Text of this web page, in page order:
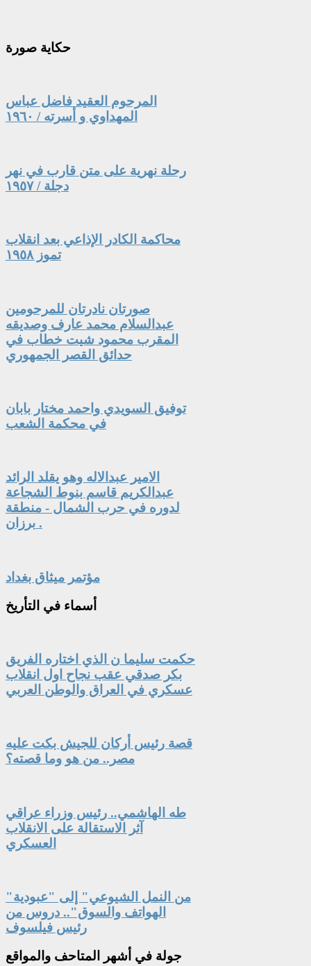
حكاية صورة
المرحوم العقيد فاضل عباس
المهداوي و أسرته / ١٩٦٠
رحلة نهرية على متن قارب في نهر
دجلة / ١٩٥٧
محاكمة الكادر الإذاعي بعد انقلاب
تموز ١٩٥٨
صورتان نادرتان للمرحومين
عبدالسلام محمد عارف وصديقه
المقرب محمود شيت خطاب في
حدائق القصر الجمهوري
توفيق السويدي واحمد مختار بابان
في محكمة الشعب
الامير عبدالاله وهو يقلد الرائد
عبدالكريم قاسم بنوط الشجاعة
لدوره في حرب الشمال - منطقة
برزان .
مؤتمر ميثاق بغداد
أسماء في التأريخ
حكمت سليما ن الذي اختاره الفريق
بكر صدقي عقب نجاح اول انقلاب
عسكري في العراق والوطن العربي
قصة رئيس أركان للجيش بكت عليه
مصر.. من هو وما قصته؟
طه الهاشمي.. رئيس وزراء عراقي
آثر الاستقالة على الانقلاب
العسكري
"من النمل الشيوعي" إلى "عبودية
الهواتف والسوق".. دروس من
رئيس فيلسوف
جولة في أشهر المتاحف والمواقع